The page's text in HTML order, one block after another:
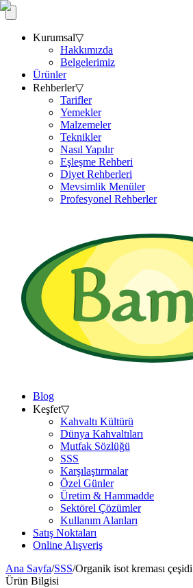
Kurumsal▽
Hakkımızda
Belgelerimiz
Ürünler
Rehberler▽
Tarifler
Yemekler
Malzemeler
Teknikler
Nasıl Yapılır
Eşleşme Rehberi
Diyet Rehberleri
Mevsimlik Menüler
Profesyonel Rehberler
Blog
Keşfet▽
Kahvaltı Kültürü
Dünya Kahvaltıları
Mutfak Sözlüğü
SSS
Karşılaştırmalar
Özel Günler
Üretim & Hammadde
Sektörel Çözümler
Kullanım Alanları
Satış Noktaları
Online Alışveriş
Ana Sayfa/SSS/Organik isot kreması
Ürün Bilgisi